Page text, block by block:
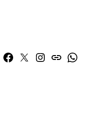
Facebook
TwitterInstagram
issuu